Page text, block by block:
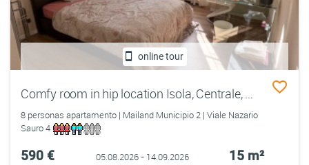
online tour
Comfy room in hip location Isola, Centrale, Garibaldi
8 personas apartamento | Mailand Municipio 2 | Viale Nazario
Sauro 4
590 € 05.08.2026 - 14.09.2026 15 m²